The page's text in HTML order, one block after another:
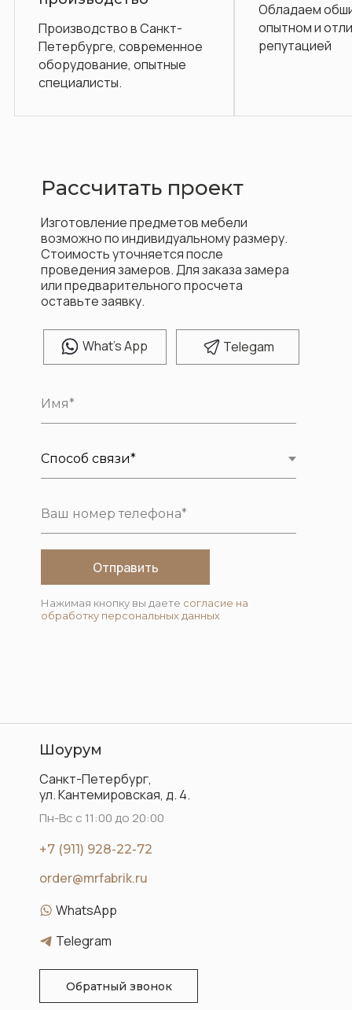
в Санкт-
опытные
Обладаем обширным
опытном и отличной
репутацией
What's App Telegam
Рассчитать проект
Изготовление предметов мебели
возможно по индивидуальному размеру.
Стоимость уточняется после
проведения замеров. Для заказа замера
или предварительного просчета
оставьте заявку.
Отправить
Нажимая кнопку вы даете согласие на
обработку персональных данных
order@mrfabrik.ru
Санкт-Петербург,
ул. Кантемировская, д. 4.
Шоурум
+7 (911) 928-22-72
Пн-Вс с 11:00 до 20:00
WhatsApp
Telegram
Обратный звонок